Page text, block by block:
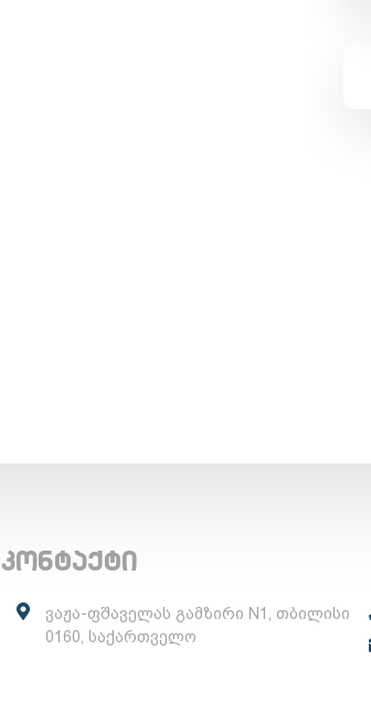
კონტაქტი
ვაჟა-ფშაველას გამზირი N1, თბილისი
0160, საქართველო